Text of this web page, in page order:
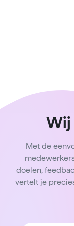
Wij
Met de
doelen,
vertelt je